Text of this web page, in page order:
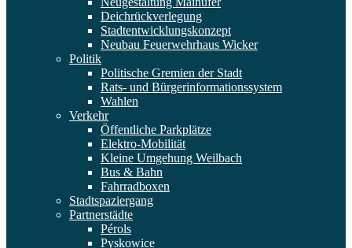
Deichrückverlegung
Stadtentwicklungskonzept
Neubau Feuerwehrhaus Wicker
Politik
Politische Gremien der Stadt
Rats- und Bürgerinformationssystem
Wahlen
Verkehr
Öffentliche Parkplätze
Elektro-Mobilität
Kleine Umgehung Weilbach
Bus & Bahn
Fahrradboxen
Stadtspaziergang
Partnerstädte
Pérols
Pyskowice